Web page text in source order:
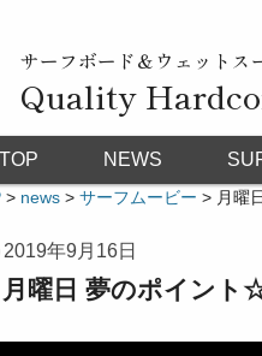
サーフボード＆ウェットス
Quality
TOP NEWS
> news > サーフムービー > 月曜
2019年9月16日
月曜日 夢のポイント